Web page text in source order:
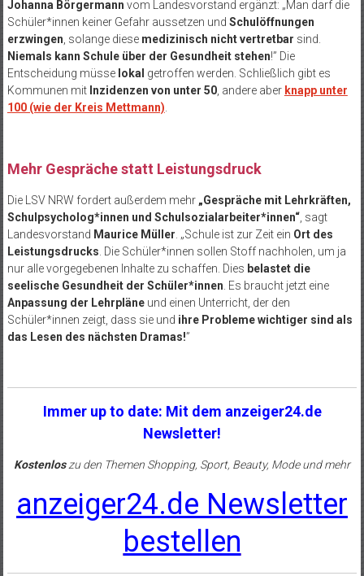
Johanna Börgermann vom Landesvorstand ergänzt: „Man darf die
Schüler*innen keiner Gefahr aussetzen und Schulöffnungen
erzwingen , solange diese medizinisch nicht vertretbar sind.
Niemals kann Schule über der Gesundheit stehen!” Die
Entscheidung müsse lokal getroffen werden. Schließlich gibt es
Kommunen mit Inzidenzen von unter 50, andere aber knapp unter
100 (wie der Kreis Mettmann)
Mehr Gespräche statt Leistungsdruck
Die LSV NRW fordert außerdem mehr „Gespräche mit Lehrkräften,
Schulpsycholog*innen und Schulsozialarbeiter*innen“, sagt
Landesvorstand Maurice Müller . „Schule ist zur Zeit ein Ort des
Leistungsdrucks . Die Schüler*innen sollen Stoff nachholen, um ja
nur alle vorgegebenen Inhalte zu schaffen. Dies belastet die
seelische Gesundheit der Schüler*innen . Es braucht jetzt eine
Anpassung der Lehrpläneund einen Unterricht, der den
Schüler*innen zeigt, dass sie und ihre Probleme wichtiger sind als
das Lesen des nächsten Dramas!”
Immer up to date: Mit dem anzeiger24.de
Newsletter!
Kostenloszu den Themen Shopping, Sport, Beauty, Mode und mehr
anzeiger24.de Newsletter
bestellen